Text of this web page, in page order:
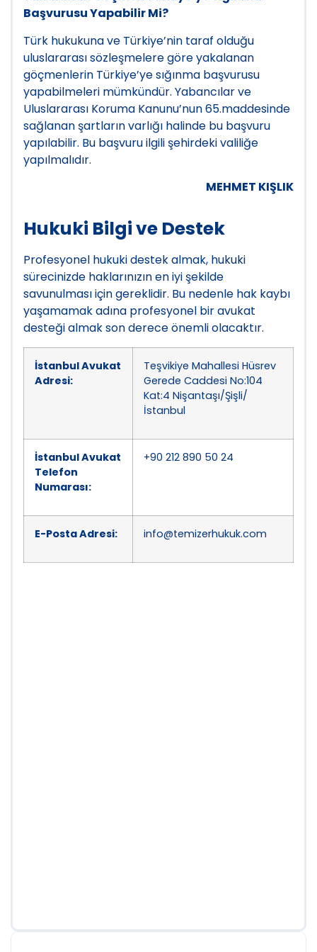
Başvurusu Yapabilir Mi?
Türk hukukuna ve Türkiye’nin taraf olduğu
uluslararası sözleşmelere göre yakalanan
göçmenlerin Türkiye’ye sığınma başvurusu
yapabilmeleri mümkündür. Yabancılar ve
Uluslararası Koruma Kanunu’nun 65.maddesinde
sağlanan şartların varlığı halinde bu başvuru
yapılabilir. Bu başvuru ilgili şehirdeki valiliğe
yapılmalıdır.
MEHMET KIŞLIK
Hukuki Bilgi ve Destek
Profesyonel hukuki destek almak, hukuki
sürecinizde haklarınızın en iyi şekilde
savunulması için gereklidir. Bu nedenle hak kaybı
yaşamamak adına profesyonel bir avukat
desteği almak son derece önemli olacaktır.
İstanbul Avukat
Adresi:
Teşvikiye Mahallesi Hüsrev
Gerede Caddesi No:104
Kat:4 Nişantaşı/Şişli/
İstanbul
İstanbul Avukat
Telefon
Numarası:
+90 212 890 50 24
E-Posta Adresi: info@temizerhukuk.com